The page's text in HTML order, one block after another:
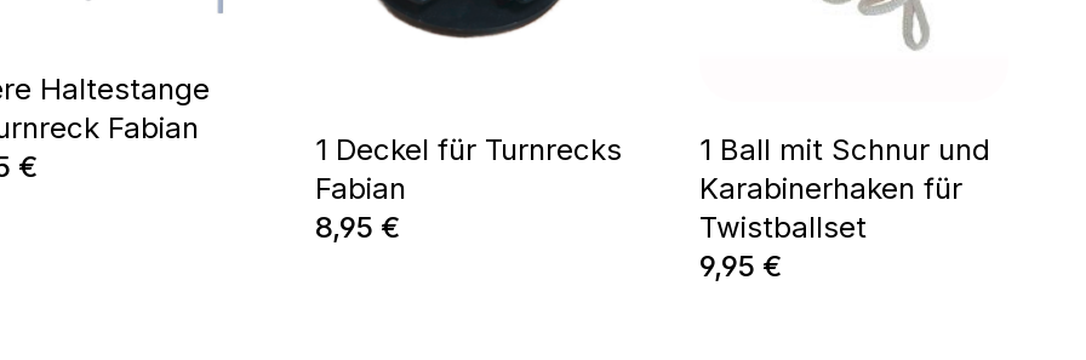
Haltestange
Fabian
Preis:
€
1 Deckel für Turnrecks
Fabian
Regulärer Preis:
8,95 €
1 Ball mit Schnur und
Karabinerhaken für
Twistballset
Regulärer Preis:
9,95 €